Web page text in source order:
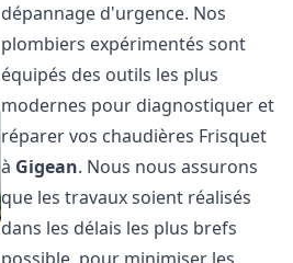
dépannage d'urgence. Nos
plombiers expérimentés sont
équipés des outils les plus
modernes pour diagnostiquer et
réparer vos chaudières Frisquet
à Gigean. Nous nous assurons
que les travaux soient réalisés
dans les délais les plus brefs